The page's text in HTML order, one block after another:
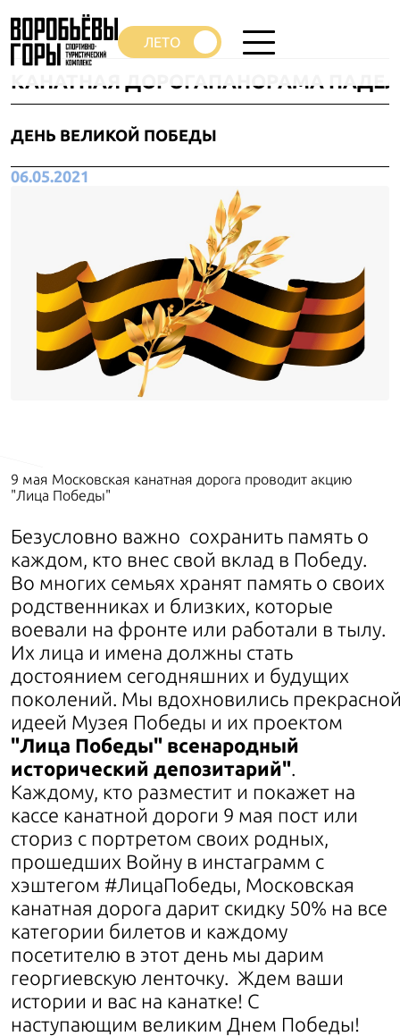
КАНАТНАЯ ДОРОГАПАНОРАМА ПАДЕЛ
ДЕНЬ ВЕЛИКОЙ ПОБЕДЫ
06.05.2021
9 мая Московская канатная дорога проводит акцию
"Лица Победы"
Безусловно важно сохранить память о
каждом, кто внес свой вклад в Победу.
Во многих семьях хранят память о своих
родственниках и близких, которые
воевали на фронте или работали в тылу.
Их лица и имена должны стать
достоянием сегодняшних и будущих
поколений. Мы вдохновились
идеей Музея Победы и их проектом
"Лица Победы" всенародный
исторический депозитарий".
Каждому, кто разместит и покажет на
кассе канатной дороги 9 мая пост или
сториз с портретом своих родных,
прошедших Войну в инстаграмм с
хэштегом #ЛицаПобеды, Московская
канатная дорога дарит скидку 50% на все
категории билетов и каждому
посетителю в этот день мы дарим
георгиевскую ленточку. Ждем ваши
истории и вас на канатке! С
наступающим великим Днем Победы!